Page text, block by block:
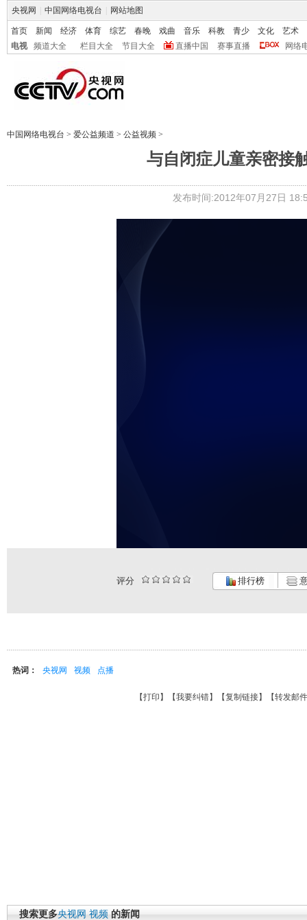
央视网 中国网络电视台 网站地图
首页 新闻 经济 体育 综艺 春晚 戏曲 音乐 科教 青少 文化
艺术
电视
频道大全 栏目大全 节目大全 直播中国 赛事直播 网络
中国网络电视台 > 爱公益频道 > 公益视频 >
与自闭症儿童亲密接
发布时间:2012年07月27日
评分 排行榜
热词： 央视网 视频 点播
【打印 】【我要纠错】【复制链接】【转发邮件
搜索更多央视网 视频 的新闻